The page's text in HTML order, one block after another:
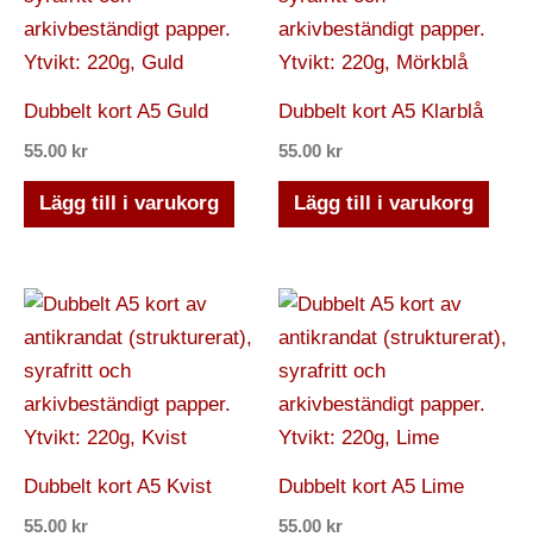
Dubbelt kort A5 Guld
55.00 kr
Lägg till i varukorg
Dubbelt kort A5 Klarblå
55.00 kr
Lägg till i varukorg
Dubbelt kort A5 Kvist
55.00 kr
Dubbelt kort A5 Lime
55.00 kr